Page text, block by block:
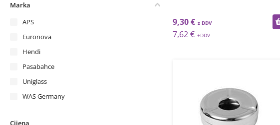
Marka
APS
Euronova
Hendi
Pasabahce
Uniglass
WAS Germany
Cijena
9,30 €
7,62 €